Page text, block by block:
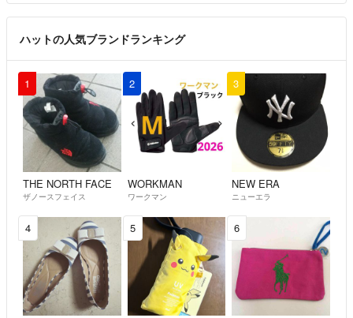
を除く）
ハットの人気ブランドランキング
1
THE NORTH FACE
ザノースフェイス
2
WORKMAN
ワークマン
3
NEW ERA
ニューエラ
4 5 6